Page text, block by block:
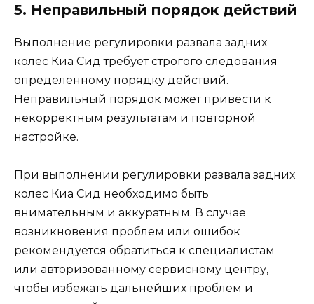
5. Неправильный порядок действий
Выполнение регулировки развала задних
колес Киа Сид требует строгого следования
определенному порядку действий.
Неправильный порядок может привести к
некорректным результатам и повторной
настройке.
При выполнении регулировки развала задних
колес Киа Сид необходимо быть
внимательным и аккуратным. В случае
возникновения проблем или ошибок
рекомендуется обратиться к специалистам
или авторизованному сервисному центру,
чтобы избежать дальнейших проблем и